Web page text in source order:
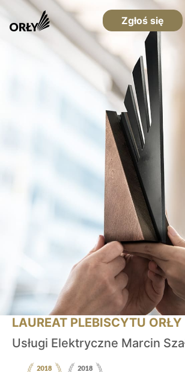
Zgłoś się
LAUREAT PLEBISCYTU ORŁY
Usługi Elektryczne Marcin